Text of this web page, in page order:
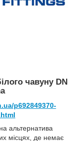
чавуну DN
p692849370-
альтернатива
місцях, де немає